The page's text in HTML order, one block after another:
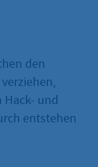
den
und
entstehen